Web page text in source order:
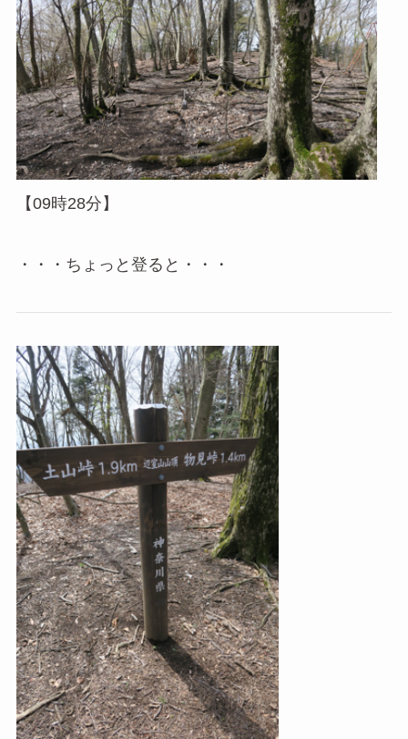
【09時28分】
・・・ちょっと登ると・・・